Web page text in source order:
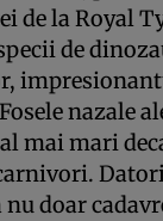
de la Royal
de
nazale
mai mari
nu doar